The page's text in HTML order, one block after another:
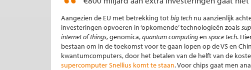
Aangezien de EU met betrekking totbig tech nu aanzienlijk
investeringen opvoeren in ‘opkomende’ technologieën zoals
internet of things, genomica,quantum computingen space tech.
bestaan om in de toekomst voor te gaan lopen op de VS en
kwantumcomputers, door het betalen van de helft van de
supercomputer Snellius komt te staan. Voor chips gaat men